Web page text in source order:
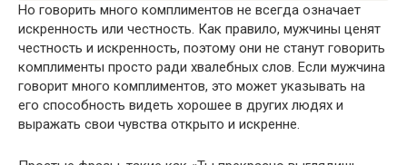
Но говорить много комплиментов не всегда означает
искренность или честность. Как правило, мужчины ценят
честность и искренность, поэтому они не станут говорить
комплименты просто ради хвалебных слов. Если мужчина
говорит много комплиментов, это может указывать на
его способность видеть хорошее в других людях и
выражать свои чувства открыто и искренне.